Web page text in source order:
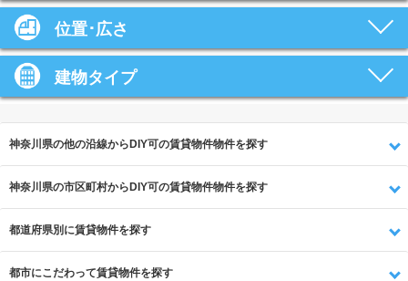
位置･広さ
建物タイプ
神奈川県の他の沿線からDIY可の賃貸物件物件を探す
神奈川県の市区町村からDIY可の賃貸物件物件を探す
都道府県別に賃貸物件を探す
都市にこだわって賃貸物件を探す